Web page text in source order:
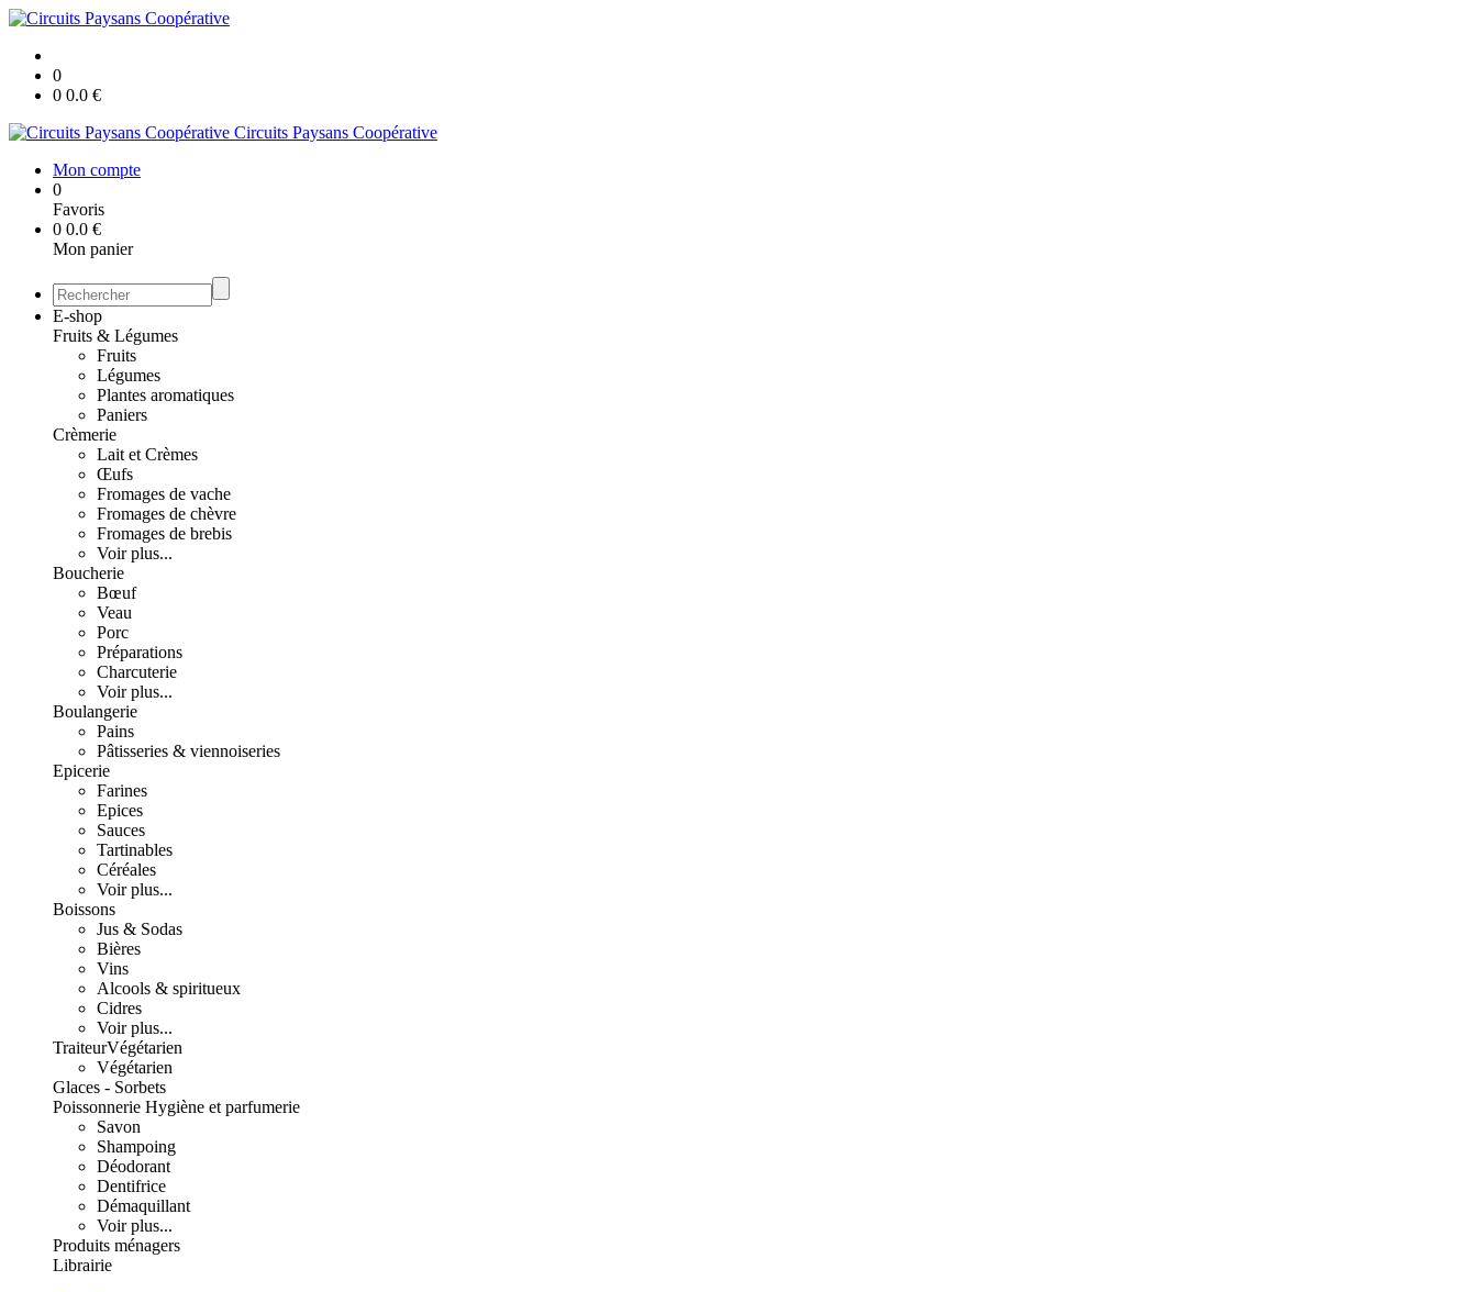
0
0 0.0 €
Circuits Paysans Coopérative
Mon compte
0
Favoris
0 0.0 €
Mon panier
E-shop
Fruits & Légumes
Fruits
Légumes
Plantes aromatiques
Paniers
Crèmerie
Lait et Crèmes
Œufs
Fromages de vache
Fromages de chèvre
Fromages de brebis
Voir plus...
Boucherie
Bœuf
Veau
Porc
Préparations
Charcuterie
Voir plus...
Boulangerie
Pains
Pâtisseries & viennoiseries
Epicerie
Farines
Epices
Sauces
Tartinables
Céréales
Voir plus...
Boissons
Jus & Sodas
Bières
Vins
Alcools & spiritueux
Cidres
Voir plus...
TraiteurVégétarien
Végétarien
Glaces - Sorbets
Poissonnerie Hygiène et parfumerie
Savon
Shampoing
Déodorant
Dentifrice
Démaquillant
Voir plus...
Produits ménagers
Librairie